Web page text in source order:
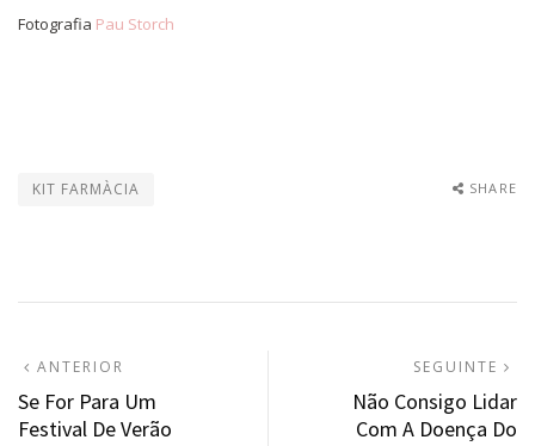
Fotografia Pau Storch
SHARE
KIT FARMÀCIA
Navegação
de
ANTERIOR
ANTERIOR:
Se For Para Um
Festival De Verão
SEGUINTE
Não Consigo Lidar
Com A Doença Do